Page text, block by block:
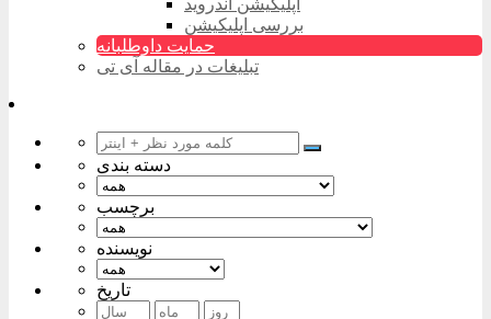
اپلیکیشن اندروید
بررسی اپلیکیشن
حمایت داوطلبانه
تبلیغات در مقاله آی تی
دسته بندی
برچسب
نویسنده
تاریخ